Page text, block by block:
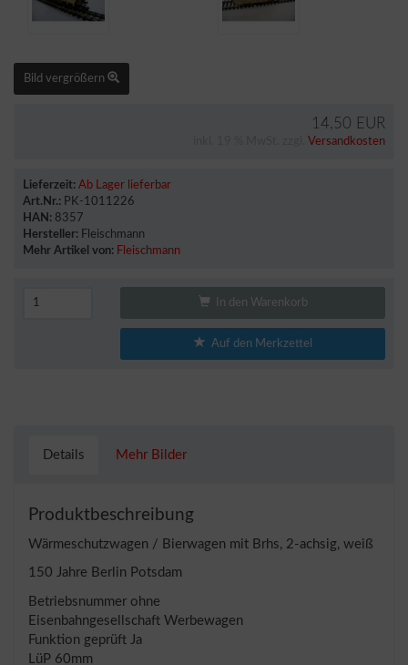
Bild vergrößern
14,50 EUR
Versandkosten
Lieferzeit: Ab Lager lieferbar
Art.Nr.: PK-1011226
HAN: 8357
Hersteller: Fleischmann
Mehr Artikel von: Fleischmann
In den Warenkorb
Auf den Merkzettel
Details Mehr Bilder
Produktbeschreibung
Wärmeschutzwagen / Bierwagen mit Brhs, 2-achsig, weiß
150 Jahre Berlin Potsdam
Betriebsnummer ohne
Eisenbahngesellschaft Werbewagen
Funktion geprüft Ja
LüP 60mm